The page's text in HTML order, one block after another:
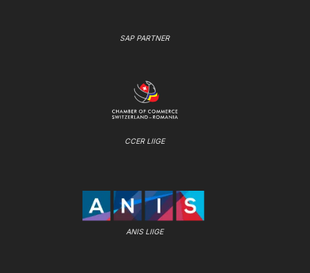
SAP PARTNER
CCER LIIGE
ANIS LIIGE